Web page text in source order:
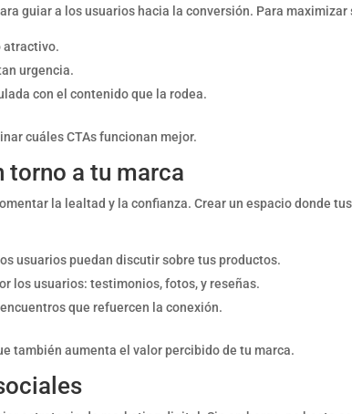
guiar a los usuarios hacia la conversión. Para
atractivo.
urgencia.
con el contenido que la rodea.
cuáles CTAs funcionan mejor.
torno a tu marca
la lealtad y la confianza. Crear un espacio donde
usuarios puedan discutir sobre tus productos.
los usuarios: testimonios, fotos, y reseñas.
que refuercen la conexión.
también aumenta el valor percibido de tu marca.